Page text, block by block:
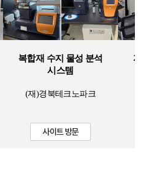
복합재 수지 물성 분석
시스템
(재)경북테크노파크
사이트 방문
자